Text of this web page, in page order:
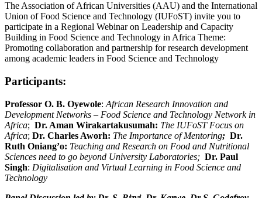
The Association of African Universities (AAU) and the International
Union of Food Science and Technology (IUFoST) invite you to
participate in a Regional Webinar on Leadership and Capacity
Building in Food Science and Technology in Africa Theme:
Promoting collaboration and partnership for research development
among academic leaders in Food Science and Technology
Participants:
Professor O. B. Oyewole: African Research Innovation and
Development Networks – Food Science and Technology Network in
Africa; Dr. Aman Wirakartakusumah: The IUFoST Focus on
Africa; Dr. Charles Aworh: The Importance of Mentoring; Dr.
Ruth Oniang’o: Teaching and Research on Food and Nutritional
Sciences need to go beyond University Laboratories; Dr. Paul
Singh: Digitalisation and Virtual Learning in Food Science and
Technology